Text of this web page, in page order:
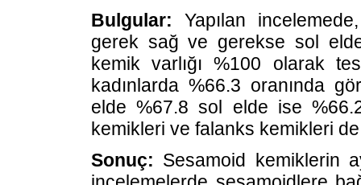
Bulgular: Yapılan
gerek sağ ve gerekse sol
kemik varlığı %100 olarak
kadınlarda %66.3 oranında
elde %67.8 sol elde ise
kemikleri ve falanks kemikleri
Sonuç: Sesamoid kemiklerin